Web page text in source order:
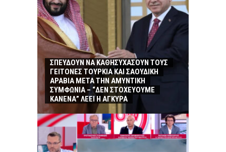
ΣΠΕΥΔΟΥΝ ΝΑ ΚΑΘΗΣΥΧΑΣΟΥΝ ΤΟΥΣ
ΓΕΙΤΟΝΕΣ ΤΟΥΡΚΙΑ ΚΑΙ ΣΑΟΥΔΙΚΗ
ΑΡΑΒΙΑ ΜΕΤΑ ΤΗΝ ΑΜΥΝΤΙΚΗ
ΣΥΜΦΩΝΙΑ – “ΔΕΝ ΣΤΟΧΕΥΟΥΜΕ
ΚΑΝΕΝΑ” ΛΕΕΙ Η ΑΓΚΥΡΑ